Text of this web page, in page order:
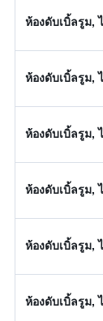
ห้องดับเบิ้ลรูม,
ห้องดับเบิ้ลรูม,
ห้องดับเบิ้ลรูม,
ห้องดับเบิ้ลรูม,
ห้องดับเบิ้ลรูม,
ห้องดับเบิ้ลรูม,